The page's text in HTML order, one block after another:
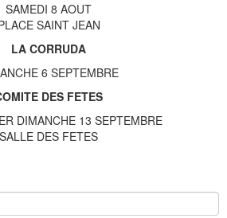
SAMEDI 8 AOUT
SAINT JEAN
LA CORRUDA
6 SEPTEMBRE
DES FETES
DIMANCHE 13 SEPTEMBRE
SALLE DES FETES